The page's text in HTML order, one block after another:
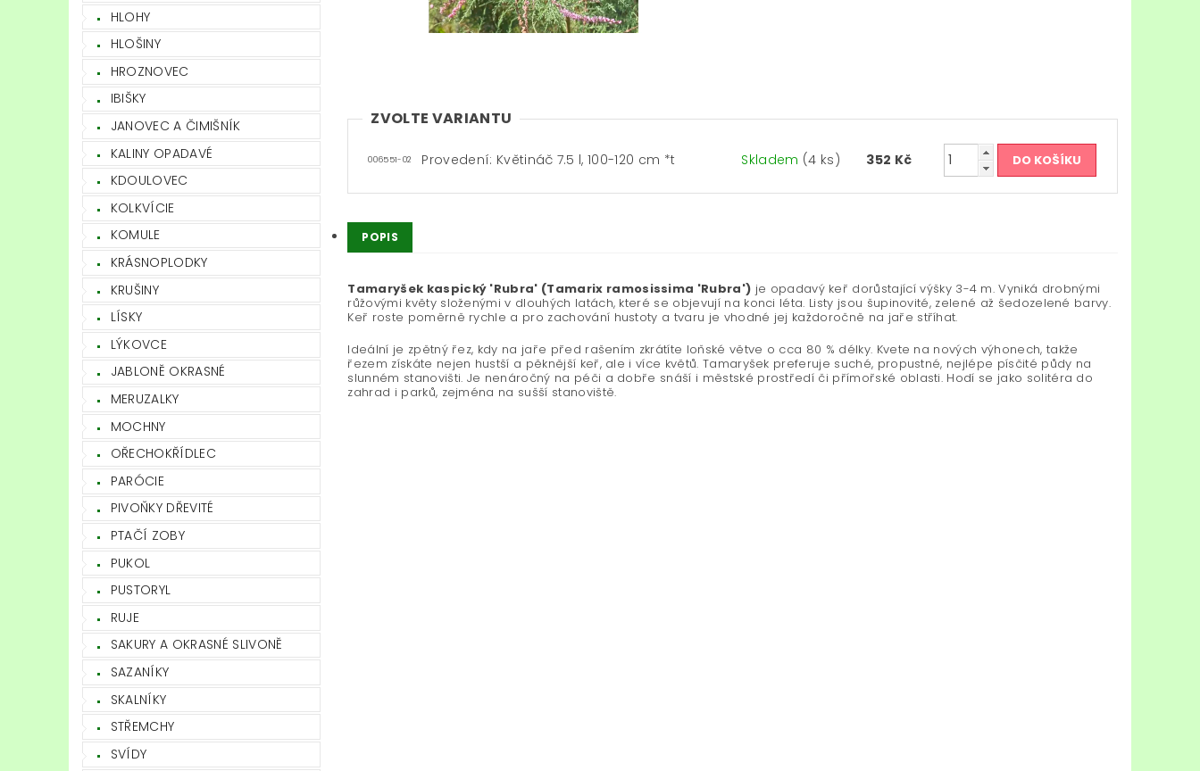
HLOHY
HLOŠINY
HROZNOVEC
IBIŠKY
JANOVEC A ČIMIŠNÍK
KALINY OPADAVÉ
KDOULOVEC
KOLKVÍCIE
KOMULE
KRÁSNOPLODKY
KRUŠINY
LÍSKY
LÝKOVCE
JABLONĚ OKRASNÉ
MERUZALKY
MOCHNY
OŘECHOKŘÍDLEC
PARÓCIE
PIVOŇKY DŘEVITÉ
PTAČÍ ZOBY
PUKOL
PUSTORYL
RUJE
SAKURY A OKRASNÉ SLIVONĚ
SAZANÍKY
SKALNÍKY
STŘEMCHY
SVÍDY
ZVOLTE VARIANTU
006551-02 Provedení: Květináč 7.5 l, 100-120 cm *t Skladem (4 ks) 352 Kč
POPIS
Tamaryšek kaspický 'Rubra' (Tamarix ramosissima 'Rubra') je opadavý keř dorůstající výšky 3-4 m. Vyniká drobnými
růžovými květy složenými v dlouhých latách, které se objevují na konci léta. Listy jsou šupinovité, zelené až šedozelené barvy.
Keř roste poměrně rychle a pro zachování hustoty a tvaru je vhodné jej každoročně na jaře stříhat.
Ideální je zpětný řez, kdy na jaře před rašením zkrátíte loňské větve o cca 80 % délky. Kvete na nových výhonech, takže
řezem získáte nejen hustší a pěknější keř, ale i více květů. Tamaryšek preferuje suché, propustné, nejlépe písčité půdy na
slunném stanovišti. Je nenáročný na péči a dobře snáší i městské prostředí či přímořské oblasti. Hodí se jako solitéra do
zahrad i parků, zejména na sušší stanoviště.